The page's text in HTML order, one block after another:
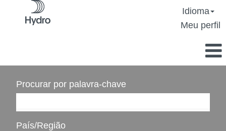
Idioma
Meu perfil
Procurar por palavra-chave
País/Região